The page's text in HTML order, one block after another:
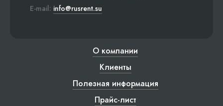
E-mail: info@rusrent.su
О компании
Клиенты
Полезная информация
Прайс-лист